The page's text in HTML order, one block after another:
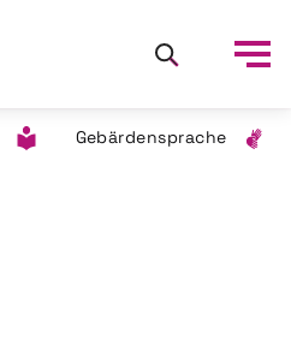
Gebärdensprache